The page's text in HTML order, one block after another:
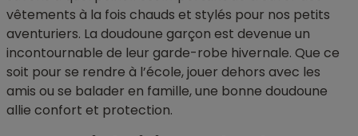
vêtements à la fois chauds et stylés pour nos petits
aventuriers. La doudoune garçon est devenue un
incontournable de leur garde-robe hivernale. Que ce
soit pour se rendre à l’école, jouer dehors avec les
amis ou se balader en famille, une bonne doudoune
allie confort et protection.